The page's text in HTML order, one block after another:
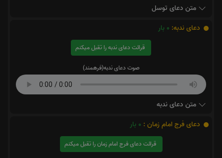
متن دعای توسل
دعای ندبه: 0 بار
قرائت دعای ندبه را تقبل میکنم
صوت دعای ندبه(فرهمند)
متن دعای ندبه
دعای فرج امام زمان : 0 بار
قرائت دعای فرج امام زمان را تقبل میکنم